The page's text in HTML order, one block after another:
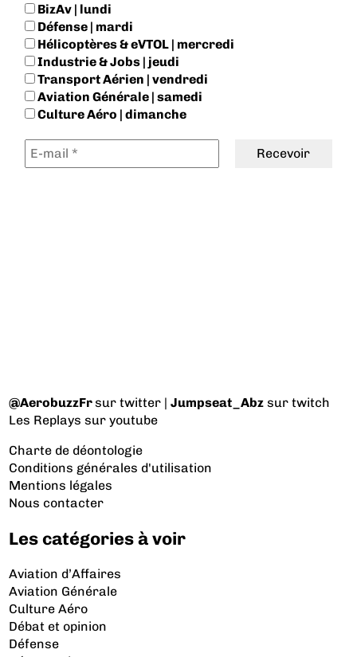
BizAv | lundi
Défense | mardi
Hélicoptères & eVTOL | mercredi
Industrie & Jobs | jeudi
Transport Aérien | vendredi
Aviation Générale | samedi
Culture Aéro | dimanche
@AerobuzzFrsur twitter |Jumpseat_Abz sur twitch
Les Replays sur youtube
Charte de déontologie
Conditions générales d'utilisation
Mentions légales
Nous contacter
Les catégories à voir
Aviation d’Affaires
Aviation Générale
Culture Aéro
Débat et opinion
Défense